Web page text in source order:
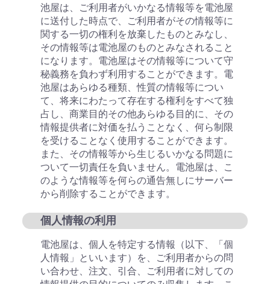
池屋は、ご利用者がいかなる情報等を電池屋
に送付した時点で、ご利用者がその情報等に
関する一切の権利を放棄したものとみなし、
その情報等は電池屋のものとみなされること
になります。電池屋はその情報等について守
秘義務を負わず利用することができます。電
池屋はあらゆる種類、性質の情報等につい
て、将来にわたって存在する権利をすべて独
占し、商業目的その他あらゆる目的に、その
情報提供者に対価を払うことなく、何ら制限
を受けることなく使用することができます。
また、その情報等から生じるいかなる問題に
ついて一切責任を負いません。電池屋は、こ
のような情報等を何らの通告無しにサーバー
から削除することができます。
個人情報の利用
電池屋は、個人を特定する情報（以下、「個
人情報」といいます）を、ご利用者からの問
い合わせ、注文、引合、ご利用者に対しての